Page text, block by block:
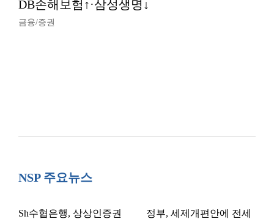
DB손해보험↑·삼성생명↓
금융/증권
NSP 주요뉴스
Sh수협은행, 상상인증권
정부, 세제개편안에 전세